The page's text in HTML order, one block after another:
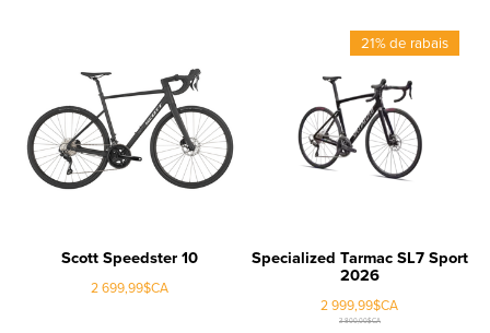
Scott Speedster 10
2 699,99$CA
21% de rabais
Specialized Tarmac SL7 Sport
2026
2 999,99$CA
3 800,00$CA